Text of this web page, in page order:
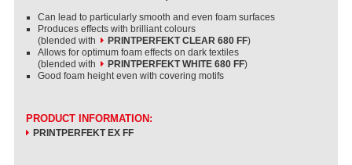
Can lead to particularly smooth and even foam surfaces
Produces effects with brilliant colours
(blended with
PRINTPERFEKT CLEAR 680 FF)
Allows for optimum foam effects on dark textiles
(blended with
PRINTPERFEKT WHITE 680 FF)
Good foam height even with covering motifs
PRODUCT INFORMATION:
PRINTPERFEKT EX FF